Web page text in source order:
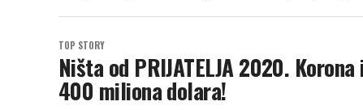
TOP STORY
Ništa od PRIJATELJA 2020.
400 miliona dolara!